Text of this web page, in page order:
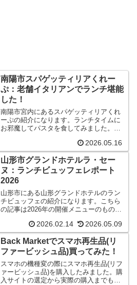
南陽市スパゲッティリアくれー
ぷ：老舗イタリアンでランチ堪能
した！
南陽市宮内にあるスパゲッティリアくれ
ーぷの紹介になります。ランチタイムに
お邪魔してパスタを食してみました。前
2026.05.16
山形市グランドホテルラ・セー
ヌ：ランチビュッフェレポート
2026
山形市にある山形グランドホテルのラン
チビュッフェの紹介になります。こちら
の記事は2026年の開催メニューのものと
にしています。2026.02.14 2026.05.09
Back Marketでスマホ再生品(リ
ファービッシュ品)買ってみた！
スマホの機種変の際にスマホ再生品(リフ
ァービッシュ品)を購入したみました。購
入サイトの選定から実際の購入までも記